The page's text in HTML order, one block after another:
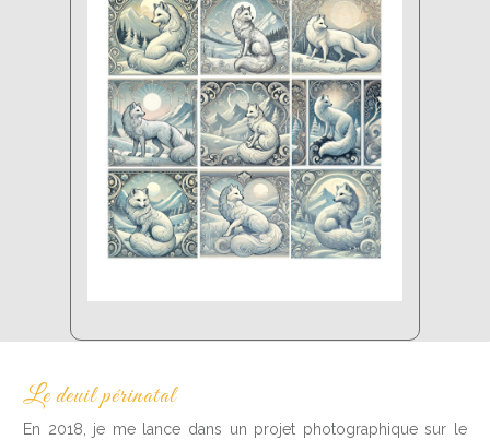
Le deuil périnatal
En 2018, je me lance dans un projet photographique sur le